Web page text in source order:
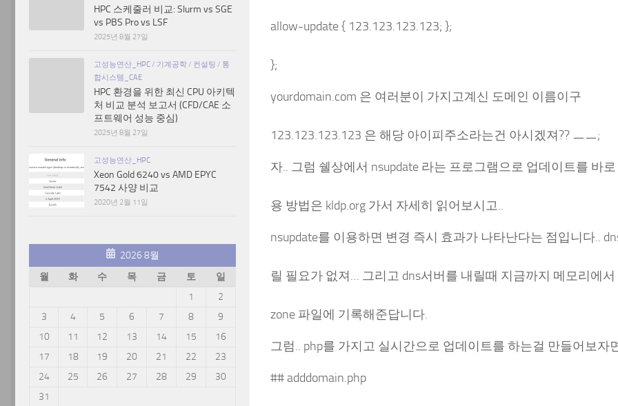
allow-update { 123.123.123.123; };
};
yourdomain.com 은 여러분이 가지고계신 도메인 이름이구
123.123.123.123 은 해당 아이피주소라는건 아시겠져?? ㅡㅡ;
자.. 그럼 쉘상에서 nsupdate 라는 프로그램으로 업데이트를 바
용 방법은 kldp.org 가서 자세히 읽어보시고..
nsupdate를 이용하면 변경 즉시 효과가 나타난다는 점입니다..
릴 필요가 없져… 그리고 dns서버를 내릴때 지금까지 메모리에
zone 파일에 기록해준답니다.
그럼.. php를 가지고 실시간으로 업데이트를 하는걸 만들어보자
## adddomain.php
HPC 스케줄러 비교: Slurm vs SGE
vs PBS Pro vs LSF
2025년 8월 27일
고성능연산_HPC/ 기계공학/ 컨설팅 / 통
합시스템_CAE
HPC 환경을 위한 최신 CPU 아키텍
처 비교 분석 보고서 (CFD/CAE 소
프트웨어 성능 중심)
2025년 8월 27일
고성능연산_HPC
Xeon Gold 6240 vs AMD EPYC
7542 사양 비교
2020년 2월 11일
2026 8월
월
화 수 목 금 토
일
1
2
3
4 5 6 7 8
9
10
11 12 13 14 15
16
17
18 19 20 21 22
23
24
25 26 27 28 29
30
31